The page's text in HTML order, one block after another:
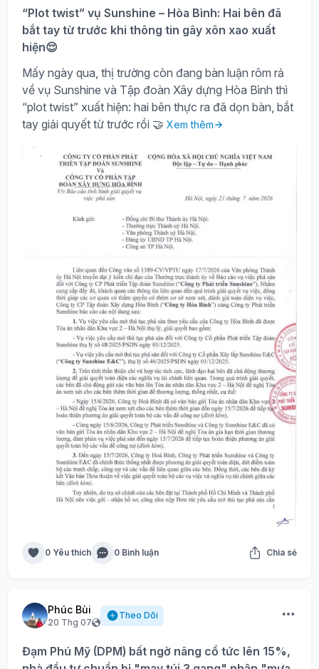
“Plot twist” vụ Sunshine – Hòa Bình: Hai bên đã
bắt tay từ trước khi thông tin gây xôn xao xuất
hiện😌
Mấy ngày qua, thị trường còn đang bàn luận rôm rả
về vụ Sunshine và Tập đoàn Xây dựng Hòa Bình thì
“plot twist” xuất hiện: hai bên thực ra đã dọn bàn, bắt
tay giải quyết từ trước rồi 🤝 Xem thêm
0 Yêu thích 0 Bình luận Chia sẻ
Phúc Bùi
20 Thg 07
Theo Dõi
Đạm Phú Mỹ (DPM) bất ngờ nâng cổ tức lên 15%,